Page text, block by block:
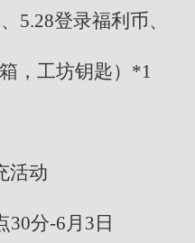
5.28登录福利币、
，工坊钥匙）*1
活动
30分-6月3日